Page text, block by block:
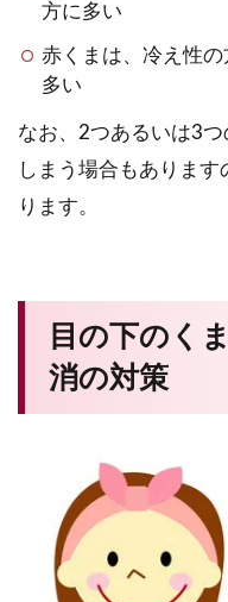
方に多い
赤くまは、冷え性
多い
なお、2つあるいは3
しまう場合もありま
ります。
目の下のく
消の対策